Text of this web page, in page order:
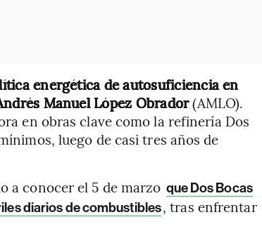
energética de autosuficiencia en
Manuel López Obrador(AMLO).
en obras clave como la refinería Dos
luego de casi tres años de
a conocer el 5 de marzo que Dos Bocas
diarios de combustibles, tras enfrentar